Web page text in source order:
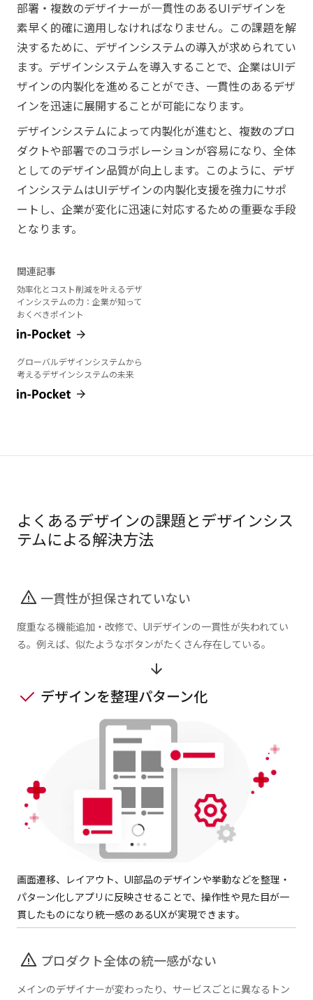
部署・複数のデザイナーが一貫性のあるUIデザインを
素早く的確に適用しなければなりません。この課題を解
決するために、デザインシステムの導入が求められてい
ます。デザインシステムを導入することで、企業はUIデ
ザインの内製化を進めることができ、一貫性のあるデザ
インを迅速に展開することが可能になります。
デザインシステムによって内製化が進むと、複数のプロ
ダクトや部署でのコラボレーションが容易になり、全体
としてのデザイン品質が向上します。このように、デザ
インシステムはUIデザインの内製化支援を強力にサポ
ートし、企業が変化に迅速に対応するための重要な手段
となります。
関連記事
効率化とコスト削減を叶えるデザ
インシステムの力：企業が知って
おくべきポイント
グローバルデザインシステムから
考えるデザインシステムの未来
よくあるデザインの課題とデザインシス
テムによる解決方法
一貫性が担保されていない
度重なる機能追加・改修で、UIデザインの一貫性が失われてい
る。例えば、似たようなボタンがたくさん存在している。
デザインを整理パターン化
画面遷移、レイアウト、UI部品のデザインや挙動などを整理・
パターン化しアプリに反映させることで、操作性や見た目が一
貫したものになり統一感のあるUXが実現できます。
プロダクト全体の統一感がない
メインのデザイナーが変わったり、サービスごとに異なるトン